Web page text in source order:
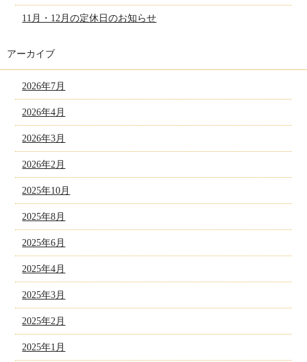
11月・12月の定休日のお知らせ
アーカイブ
2026年7月
2026年4月
2026年3月
2026年2月
2025年10月
2025年8月
2025年6月
2025年4月
2025年3月
2025年2月
2025年1月